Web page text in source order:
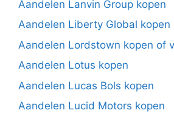
Aandelen Lanvin Group kopen
Aandelen Liberty Global kopen
Aandelen Lordstown kopen of
Aandelen Lotus kopen
Aandelen Lucas Bols kopen
Aandelen Lucid Motors kopen